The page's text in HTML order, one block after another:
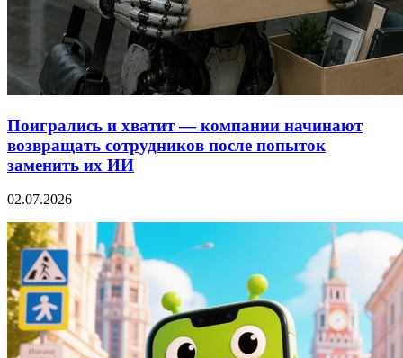
Поигрались и хватит — компании начинают
возвращать сотрудников после попыток
заменить их ИИ
02.07.2026